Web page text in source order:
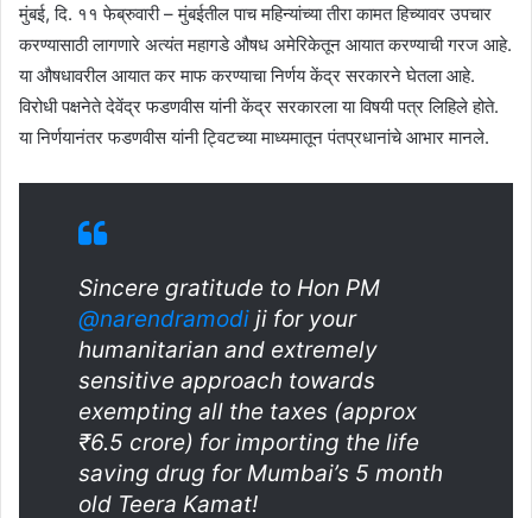
मुंबई, दि. ११ फेब्रुवारी – मुंबईतील पाच महिन्यांच्या तीरा कामत हिच्यावर उपचार
करण्यासाठी लागणारे अत्यंत महागडे औषध अमेरिकेतून आयात करण्याची गरज आहे.
या औषधावरील आयात कर माफ करण्याचा निर्णय केंद्र सरकारने घेतला आहे.
विरोधी पक्षनेते देवेंद्र फडणवीस यांनी केंद्र सरकारला या विषयी पत्र लिहिले होते.
या निर्णयानंतर फडणवीस यांनी ट्विटच्या माध्यमातून पंतप्रधानांचे आभार मानले.
Sincere gratitude to Hon PM
@narendramodi ji for your
humanitarian and extremely
sensitive approach towards
exempting all the taxes (approx
₹6.5 crore) for importing the life
saving drug for Mumbai’s 5 month
old Teera Kamat!